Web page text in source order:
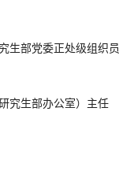
生部党委正处级组织员
究生部办公室）主任